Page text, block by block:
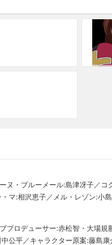
ヌ・ブルーメール:島津冴子／
マ:相沢恵子／メル・レゾン:
プロデューサー:赤松智・大場
公平／キャラクター原案:藤島